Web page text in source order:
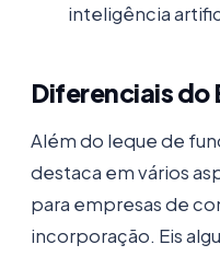
inteligência
Diferenciais do
Além do leque de
destaca em vários
para empresas de
incorporação. Eis